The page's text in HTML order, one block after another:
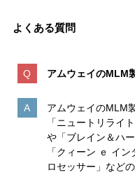
よくある質問
アムウェイのMLM
アムウェイのMLM
「ニュートリライ
や「ブレイン＆ハ
「クィーン ｅ イ
ロセッサー」など